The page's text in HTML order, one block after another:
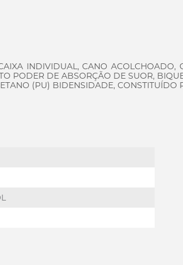
INDIVIDUAL, CANO
PODER DE ABSORÇÃO DE SUOR,
(PU) BIDENSIDADE,